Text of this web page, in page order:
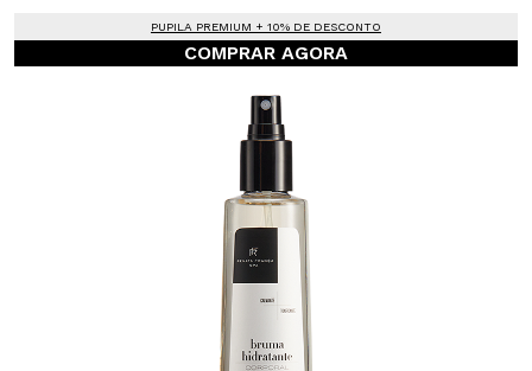
PUPILA PREMIUM + 10% DE DESCONTO
COMPRAR AGORA